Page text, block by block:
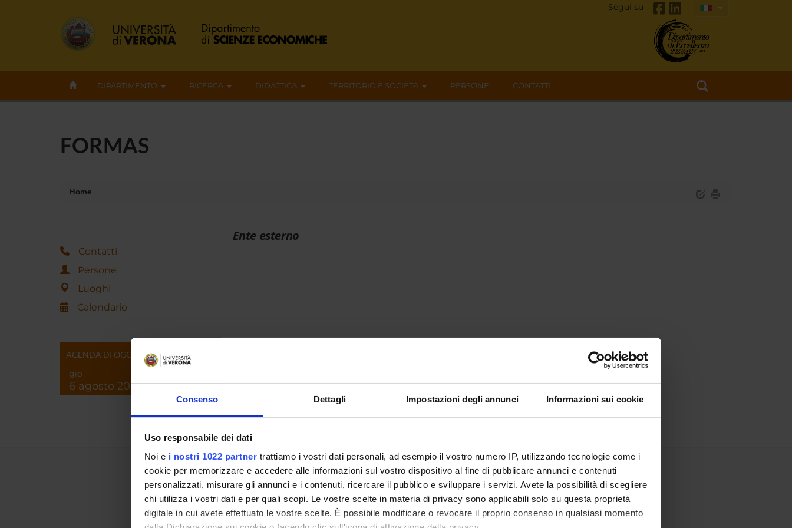
Consenso Dettagli Impostazioni degli annunci Informazioni sui cookie
Uso responsabile dei dati
Noi e i nostri 1022 partner trattiamo i vostri dati personali, ad esempio il vostro numero IP, utilizzando tecnologie come i
cookie per memorizzare e accedere alle informazioni sul vostro dispositivo al fine di pubblicare annunci e contenuti
personalizzati, misurare gli annunci e i contenuti, ricercare il pubblico e sviluppare i servizi. Avete la possibilità di scegliere
chi utilizza i vostri dati e per quali scopi. Le vostre scelte in materia di privacy sono applicabili solo su questa proprietà
digitale in cui avete effettuato le vostre scelte. È possibile modificare o revocare il proprio consenso in qualsiasi momento
Segui su
DIPARTIMENTO RICERCA DIDATTICA TERRITORIO E SOCIETÀ PERSONE CONTATTI
FORMAS
Home
Contatti
Persone
Luoghi
Calendario
AGENDA DI OGGI
gio
6 agosto 2026
Ente esterno
Condividi